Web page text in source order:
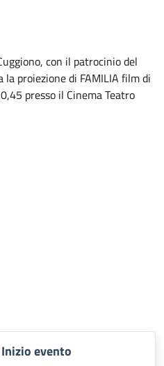
con il patrocinio del
proiezione di FAMILIA film di
presso il Cinema Teatro
evento